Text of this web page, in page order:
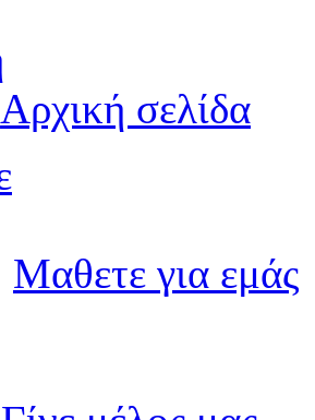
Αρχική σελίδα
Μαθετε για εμάς